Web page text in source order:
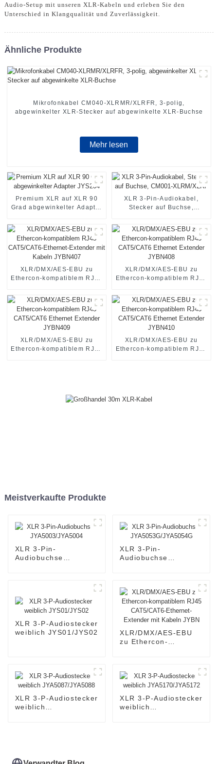
Audio-Setup mit unseren XLR-Kabeln und erleben Sie den
Unterschied in Klangqualität und Zuverlässigkeit.
Ähnliche Produkte
Mikrofonkabel CM040-XLRMR/XLRFR, 3-polig,
abgewinkelter XLR-Stecker auf abgewinkelte XLR-Buchse
Mehr lesen
Premium XLR auf XLR 90
Grad abgewinkelter Adapter
XLR 3-Pin-Audiokabel,
Stecker auf Buchse,
XLR/DMX/AES-EBU zu
Ethercon-kompatiblem RJ45
Extender mit Kabeln
XLR/DMX/AES-EBU zu
Ethercon-kompatiblem RJ45
Extender JYBN408
XLR/DMX/AES-EBU zu
Ethercon-kompatiblem RJ45
XLR/DMX/AES-EBU zu
Ethercon-kompatiblem RJ45
Meistverkaufte Produkte
XLR 3-Pin-
Audiobuchse
XLR 3-Pin-
Audiobuchse
XLR 3-P-Audiostecker
weiblich JYS01/JYS02
XLR/DMX/AES-EBU
zu Ethercon-
JYBN
XLR 3-P-Audiostecker
weiblich
XLR 3-P-Audiostecker
weiblich